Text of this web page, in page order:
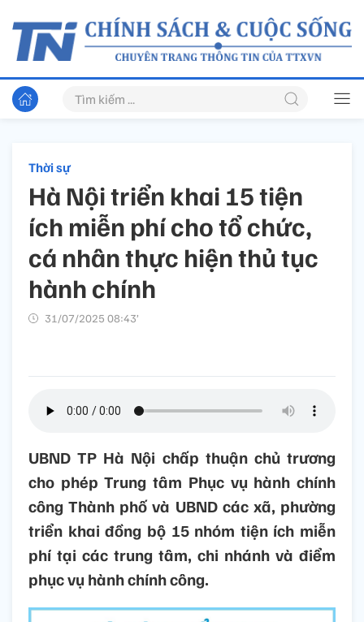
Thời sự
Hà Nội triển khai 15 tiện
ích miễn phí cho tổ chức,
cá nhân thực hiện thủ tục
hành chính
31/07/2025 08:43’
UBND TP Hà Nội chấp thuận chủ trương
cho phép Trung tâm Phục vụ hành chính
công Thành phố và UBND các xã, phường
triển khai đồng bộ 15 nhóm tiện ích miễn
phí tại các trung tâm, chi nhánh và điểm
phục vụ hành chính công.